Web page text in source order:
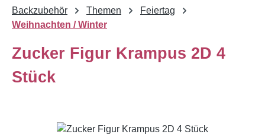
Backzubehör Themen
Feiertag
Weihnachten / Winter
Zucker Figur Krampus 2D 4
Stück
Bildergalerie überspringen